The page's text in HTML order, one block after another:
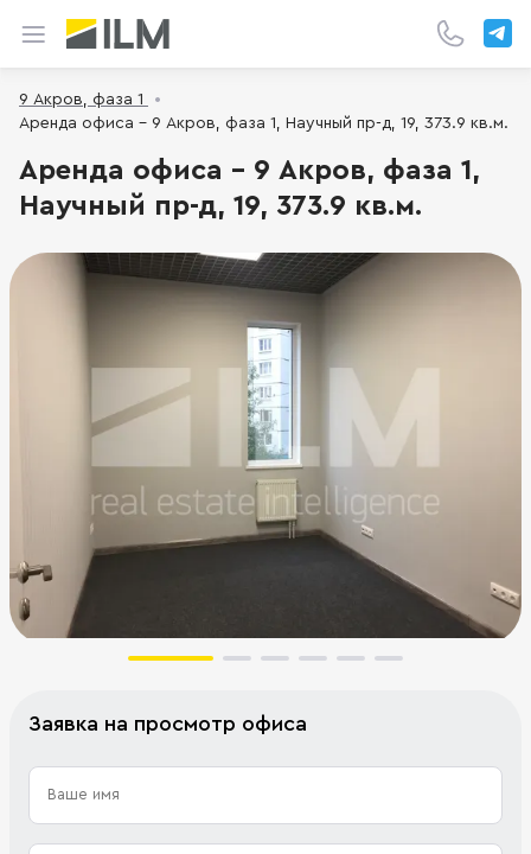
9 Акров, фаза 1
Аренда офиса - 9 Акров, фаза 1, Научный пр-д, 19, 373.9 кв.м.
Аренда офиса - 9 Акров, фаза 1,
Научный пр-д, 19, 373.9 кв.м.
Заявка на просмотр офиса